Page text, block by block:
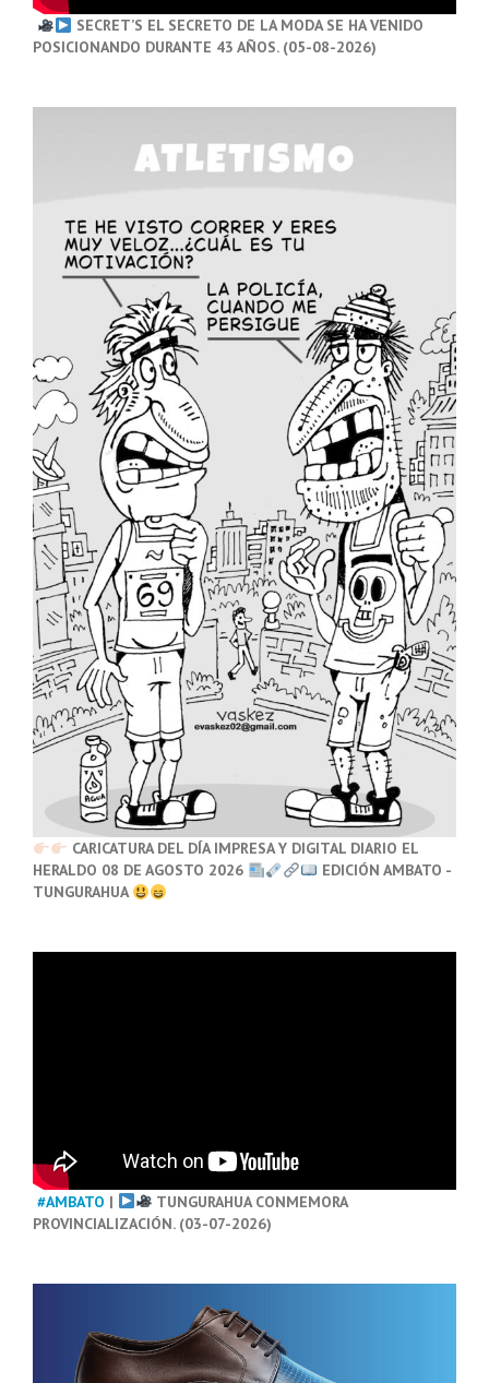
SECRET’S EL SECRETO DE LA MODA SE HA VENIDO
POSICIONANDO DURANTE 43 AÑOS. (05-08-2026)
CARICATURA DEL DÍA IMPRESA Y DIGITAL DIARIO EL
HERALDO 08 DE AGOSTO 2026
EDICIÓN AMBATO -
TUNGURAHUA
#AMBATO |
TUNGURAHUA CONMEMORA
PROVINCIALIZACIÓN. (03-07-2026)